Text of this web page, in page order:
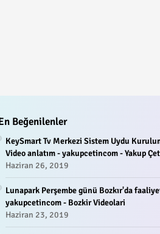
Beğenilenler
KeySmart Tv Merkezi Sistem Uydu
Video anlatım - yakupcetincom - Yakup
Haziran 26, 2019
Lunapark Perşembe günü Bozkır'da
yakupcetincom - Bozkir Videolari
Haziran 23, 2019